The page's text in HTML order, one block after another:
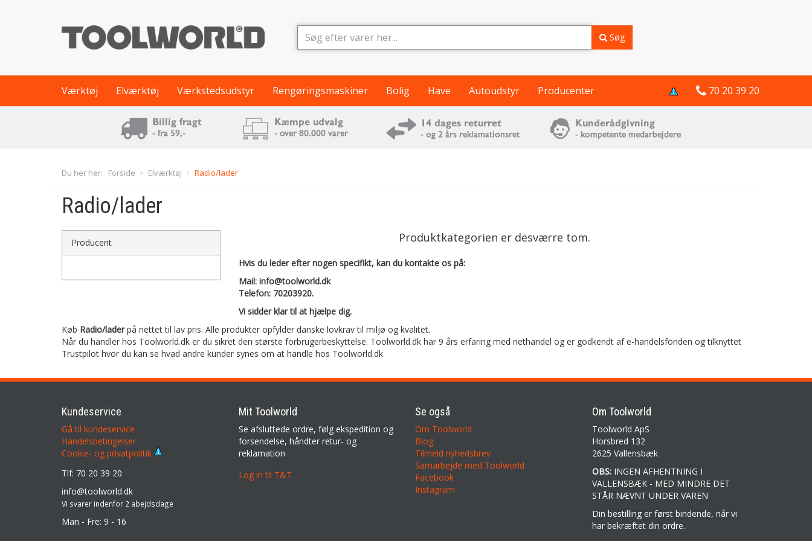
Søg
Værktøj Elværktøj Værkstedsudstyr Rengøringsmaskiner Bolig Have Autoudstyr Producenter 70 20 39 20
Du her her: Forside Elværktøj Radio/lader
Radio/lader
Producent Produktkategorien er desværre tom.
Hvis du leder efter nogen specifikt, kan du kontakte os på:
Mail: info@toolworld.dk
Telefon: 70203920.
Vi sidder klar til at hjælpe dig.
Køb Radio/laderpå nettet til lav pris. Alle produkter opfylder danske lovkrav til miljø og kvalitet.
Når du handler hos Toolworld.dk er du sikret den største forbrugerbeskyttelse. Toolworld.dk har 9 års erfaring med nethandel og er godkendt af e-handelsfonden og tilknyttet
Trustpilot hvor du kan se hvad andre kunder synes om at handle hos Toolworld.dk
Kundeservice
Gå til kundeservice
Handelsbetingelser
Cookie- og privatpolitik
Tlf: 70 20 39 20
info@toolworld.dk
Vi svarer indenfor 2 abejdsdage
Man - Fre: 9 - 16
Mit Toolworld
Se afsluttede ordre, følg ekspedition og
forsendelse, håndter retur- og
reklamation
Log in til T&T
Se også
Om Toolworld
Blog
Tilmeld nyhedsbrev
Samarbejde med Toolworld
Facebook
Instagram
Om Toolworld
Toolworld ApS
Horsbred 132
2625 Vallensbæk
OBS:INGEN AFHENTNING I
VALLENSBÆK - MED MINDRE DET
STÅR NÆVNT UNDER VAREN
Din bestilling er først bindende, når vi
har bekræftet din ordre.